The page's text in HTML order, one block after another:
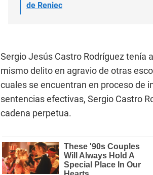
de Reniec
Sergio Jesús Castro Rodríguez tenía
mismo delito en agravio de otras
cuales se encuentran en proceso de
sentencias efectivas, Sergio Castro
cadena perpetua.